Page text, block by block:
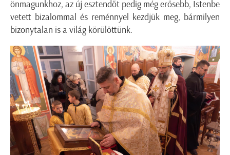
önmagunkhoz, az új esztendőt pedig még erősebb, Istenbe
vetett bizalommal és reménnyel kezdjük meg, bármilyen
bizonytalan is a világ körülöttünk.